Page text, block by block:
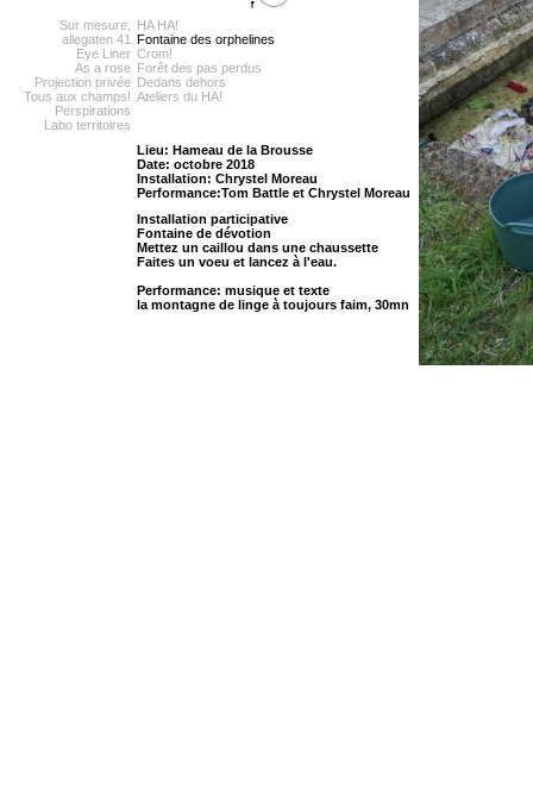
Sur mesure,
allegaten 41
Eye Liner
As a rose
Projection privée
Tous aux champs!
Perspirations
Labo territoires
HA HA!
Fontaine des orphelines
Crom!
Forêt des pas perdus
Dedans dehors
Ateliers du HA!
Lieu: Hameau de la Brousse
Date: octobre 2018
Installation: Chrystel Moreau
Performance:Tom Battle et Chrystel Moreau
Installation participative
Fontaine de dévotion
Mettez un caillou dans une chaussette
Faites un voeu et lancez à l'eau.
Performance: musique et texte
la montagne de linge à toujours faim, 30mn